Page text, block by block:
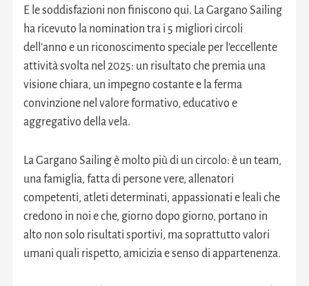
E le soddisfazioni non finiscono qui. La Gargano Sailing
ha ricevuto la nomination tra i 5 migliori circoli
dell’anno e un riconoscimento speciale per l’eccellente
attività svolta nel 2025: un risultato che premia una
visione chiara, un impegno costante e la ferma
convinzione nel valore formativo, educativo e
aggregativo della vela.
La Gargano Sailing è molto più di un circolo: è un team,
una famiglia, fatta di persone vere, allenatori
competenti, atleti determinati, appassionati e leali che
credono in noi e che, giorno dopo giorno, portano in
alto non solo risultati sportivi, ma soprattutto valori
umani quali rispetto, amicizia e senso di appartenenza.